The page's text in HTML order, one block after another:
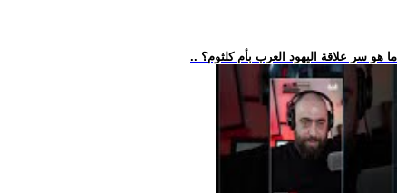
.. ما هو سر علاقة اليهود العرب بأم كلثوم؟